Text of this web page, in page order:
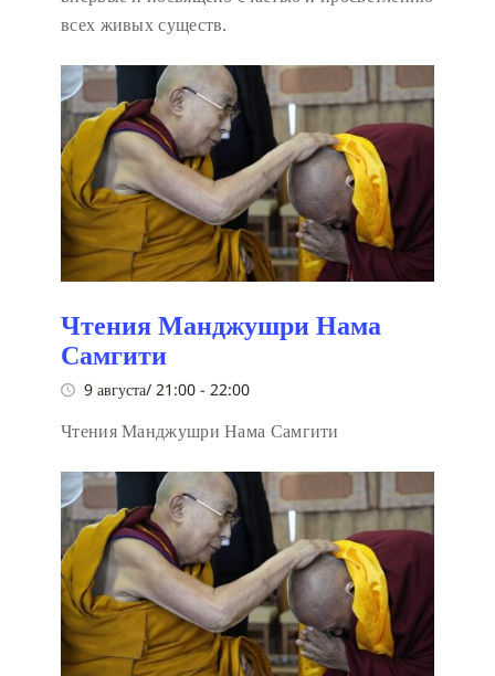
всех живых существ.
Чтения Манджушри Нама
Самгити
9 августа/ 21:00 - 22:00
Чтения Манджушри Нама Самгити